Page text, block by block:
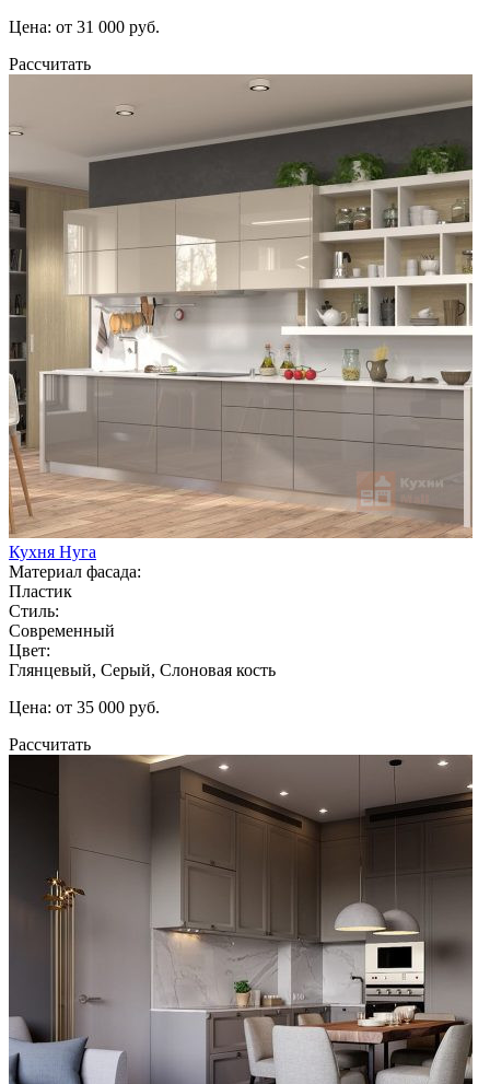
Цена: от 31 000 руб.
Рассчитать
Кухня Нуга
Материал фасада:
Пластик
Стиль:
Современный
Цвет:
Глянцевый, Серый, Слоновая кость
Цена: от 35 000 руб.
Рассчитать